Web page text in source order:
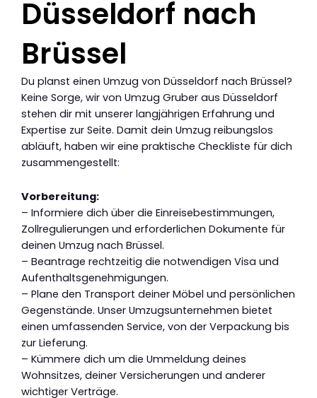
Düsseldorf nach
Brüssel
Du planst einen Umzug von Düsseldorf nach Brüssel?
Keine Sorge, wir von Umzug Gruber aus Düsseldorf
stehen dir mit unserer langjährigen Erfahrung und
Expertise zur Seite. Damit dein Umzug reibungslos
abläuft, haben wir eine praktische Checkliste für dich
zusammengestellt:
Vorbereitung:
– Informiere dich über die Einreisebestimmungen,
Zollregulierungen und erforderlichen Dokumente für
deinen Umzug nach Brüssel.
– Beantrage rechtzeitig die notwendigen Visa und
Aufenthaltsgenehmigungen.
– Plane den Transport deiner Möbel und persönlichen
Gegenstände. Unser Umzugsunternehmen bietet
einen umfassenden Service, von der Verpackung bis
zur Lieferung.
– Kümmere dich um die Ummeldung deines
Wohnsitzes, deiner Versicherungen und anderer
wichtiger Verträge.